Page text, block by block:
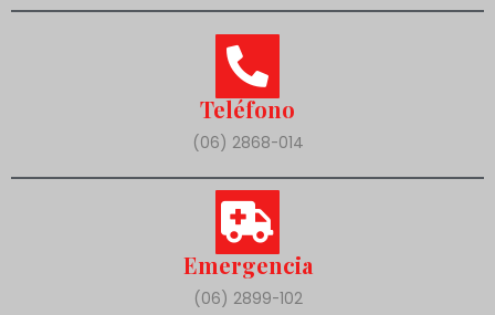
Teléfono
(06) 2868-014
Emergencia
(06) 2899-102